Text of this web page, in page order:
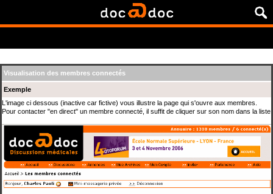
Visualisation des membres connectés
Exemple
L'image ci dessous (inactive car fictive) vous illustre la page qui s'ouvre aux membres.
Pour contacter "en direct" un membre connecté, il suffit de cliquer sur son nom dans la liste